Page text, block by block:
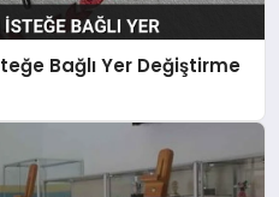
Bağlı Yer Değiştirme